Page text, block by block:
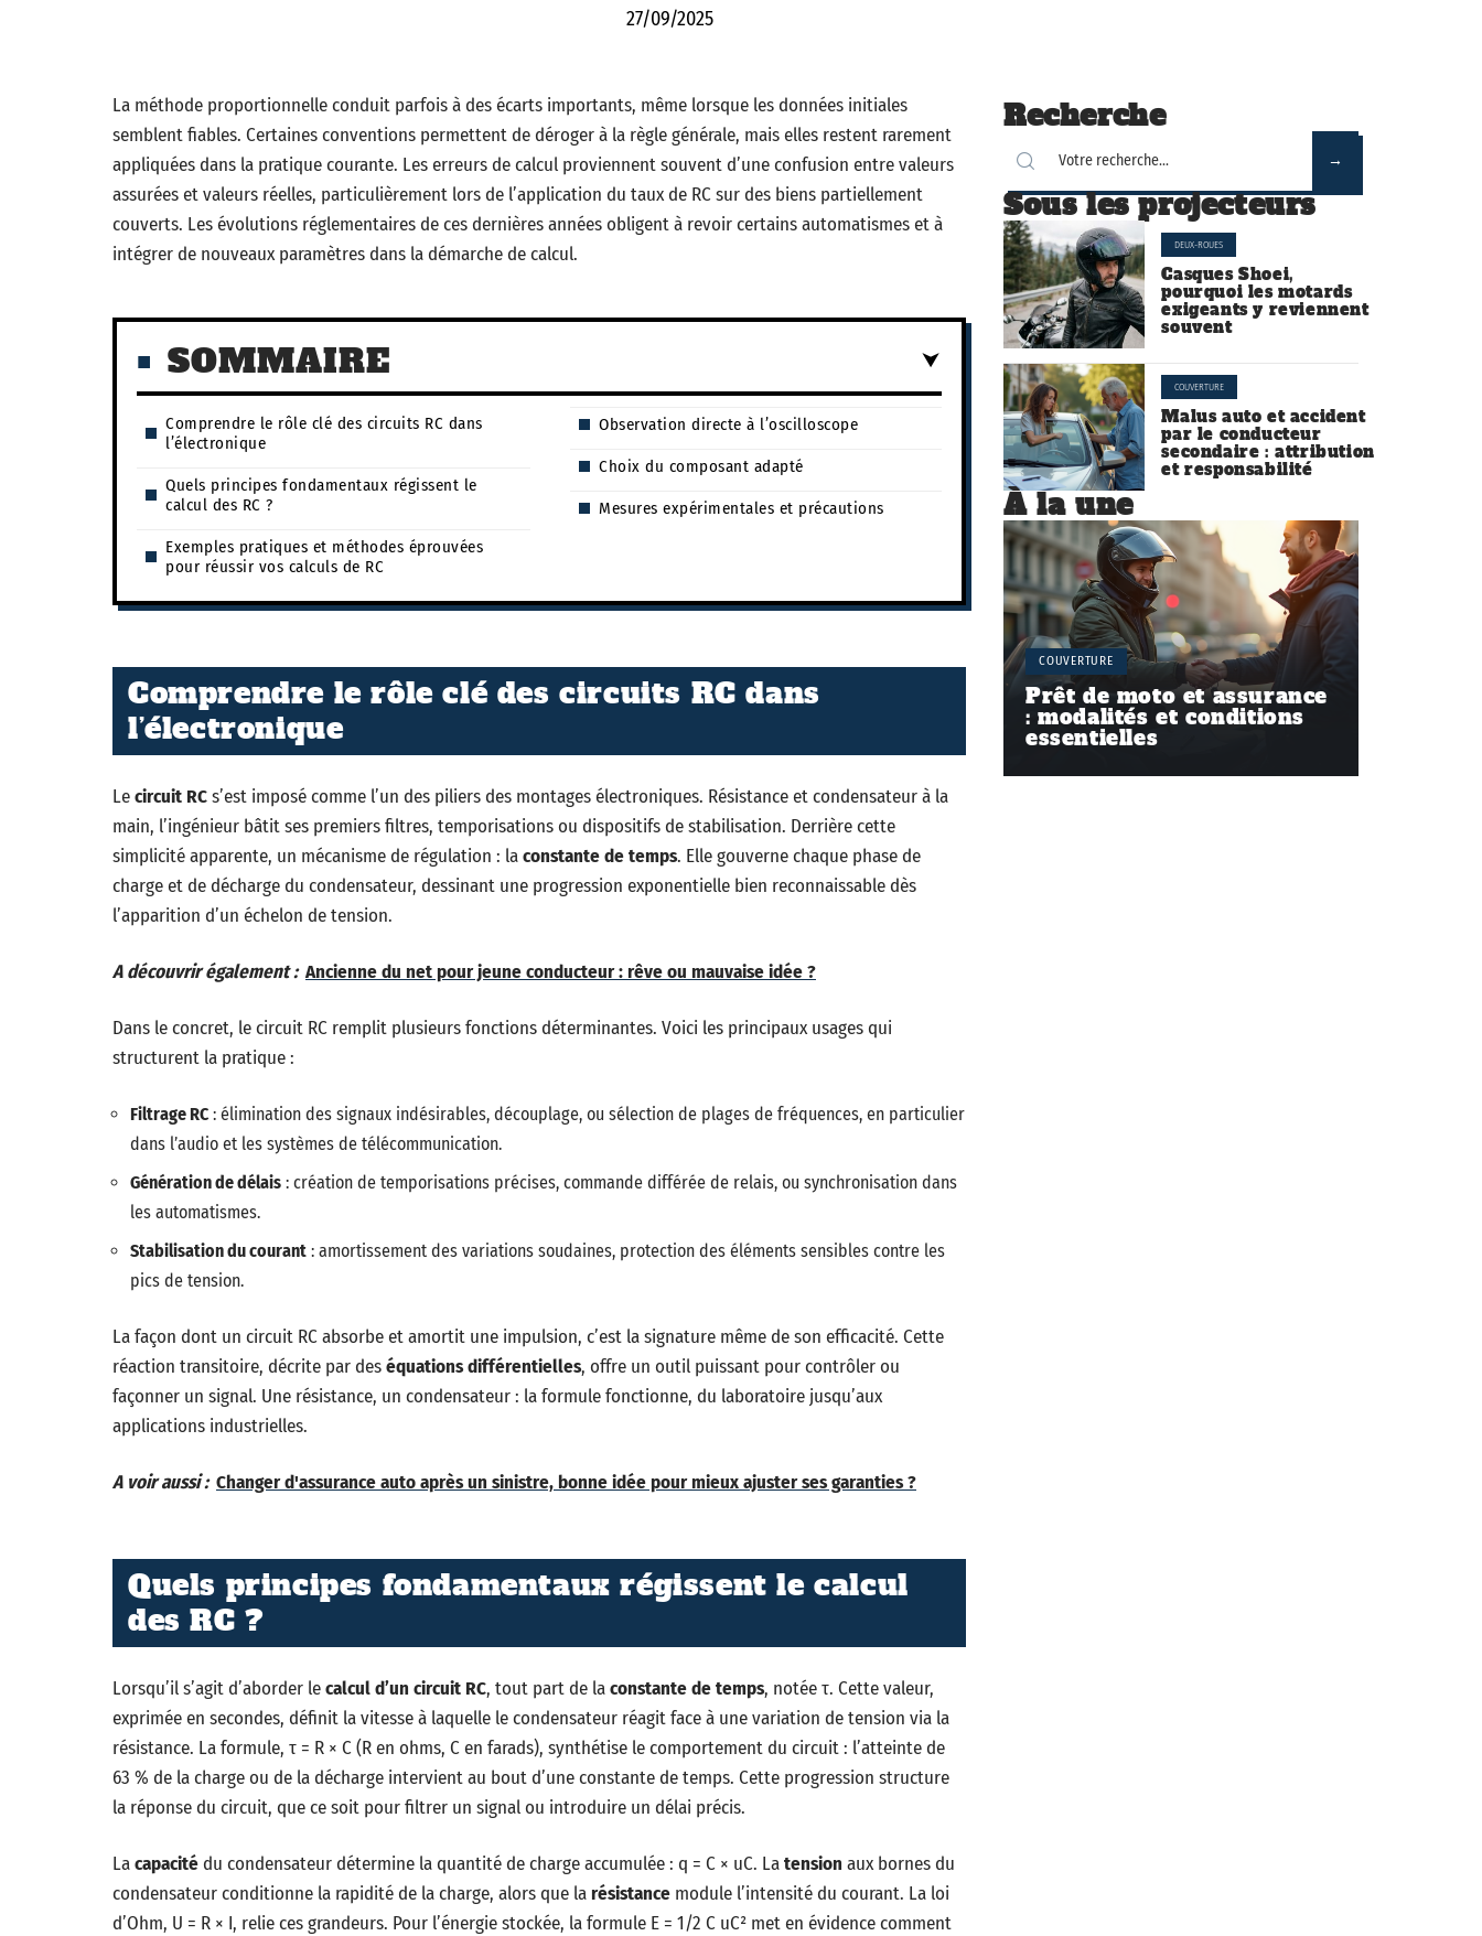
27/09/2025
La méthode proportionnelle conduit parfois à des écarts importants, même lorsque les données initiales
semblent fiables. Certaines conventions permettent de déroger à la règle générale, mais elles restent rarement
appliquées dans la pratique courante. Les erreurs de calcul proviennent souvent d’une confusion entre valeurs
assurées et valeurs réelles, particulièrement lors de l’application du taux de RC sur des biens partiellement
couverts. Les évolutions réglementaires de ces dernières années obligent à revoir certains automatismes et à
intégrer de nouveaux paramètres dans la démarche de calcul.
SOMMAIRE
Comprendre le rôle clé des circuits RC dans
l’électronique
Quels principes fondamentaux régissent le
calcul des RC ?
Exemples pratiques et méthodes éprouvées
pour réussir vos calculs de RC
Observation directe à l’oscilloscope
Choix du composant adapté
Mesures expérimentales et précautions
Comprendre le rôle clé des circuits RC dans
l’électronique
Lecircuit RCs’est imposé comme l’un des piliers des montages électroniques. Résistance et condensateur à la
main, l’ingénieur bâtit ses premiers filtres, temporisations ou dispositifs de stabilisation. Derrière cette
simplicité apparente, un mécanisme de régulation : laconstante de temps. Elle gouverne chaque phase de
charge et de décharge du condensateur, dessinant une progression exponentielle bien reconnaissable dès
l’apparition d’un échelon de tension.
A découvrir également : Ancienne du net pour jeune conducteur : rêve ou mauvaise idée ?
Dans le concret, le circuit RC remplit plusieurs fonctions déterminantes. Voici les principaux usages qui
structurent la pratique :
Filtrage RC : élimination des signaux indésirables, découplage, ou sélection de plages de fréquences, en particulier
dans l’audio et les systèmes de télécommunication.
Génération de délais : création de temporisations précises, commande différée de relais, ou synchronisation dans
les automatismes.
Stabilisation du courant : amortissement des variations soudaines, protection des éléments sensibles contre les
pics de tension.
La façon dont un circuit RC absorbe et amortit une impulsion, c’est la signature même de son efficacité. Cette
réaction transitoire, décrite par deséquations différentielles, offre un outil puissant pour contrôler ou
façonner un signal. Une résistance, un condensateur : la formule fonctionne, du laboratoire jusqu’aux
applications industrielles.
A voir aussi : Changer d'assurance auto après un sinistre, bonne idée pour mieux ajuster ses garanties ?
Quels principes fondamentaux régissent le calcul
des RC ?
Lorsqu’il s’agit d’aborder lecalcul d’un circuit RC, tout part de laconstante de temps, notée τ. Cette valeur,
exprimée en secondes, définit la vitesse à laquelle le condensateur réagit face à une variation de tension via la
résistance. La formule, τ = R × C (R en ohms, C en farads), synthétise le comportement du circuit : l’atteinte de
63 % de la charge ou de la décharge intervient au bout d’une constante de temps. Cette progression structure
la réponse du circuit, que ce soit pour filtrer un signal ou introduire un délai précis.
Lacapacitédu condensateur détermine la quantité de charge accumulée : q = C × uC. Latension aux bornes du
condensateur conditionne la rapidité de la charge, alors que larésistance module l’intensité du courant. La loi
d’Ohm, U = R × I, relie ces grandeurs. Pour l’énergie stockée, la formule E = 1/2 C uC² met en évidence comment
Recherche
Sous les projecteurs
DEUX-ROUES
Casques Shoei,
pourquoi les motards
exigeants y reviennent
souvent
COUVERTURE
Malus auto et accident
par le conducteur
secondaire : attribution
et responsabilité
À la une
COUVERTURE
Prêt de moto et assurance
: modalités et conditions
essentielles